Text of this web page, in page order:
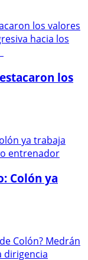
los
Colón ya